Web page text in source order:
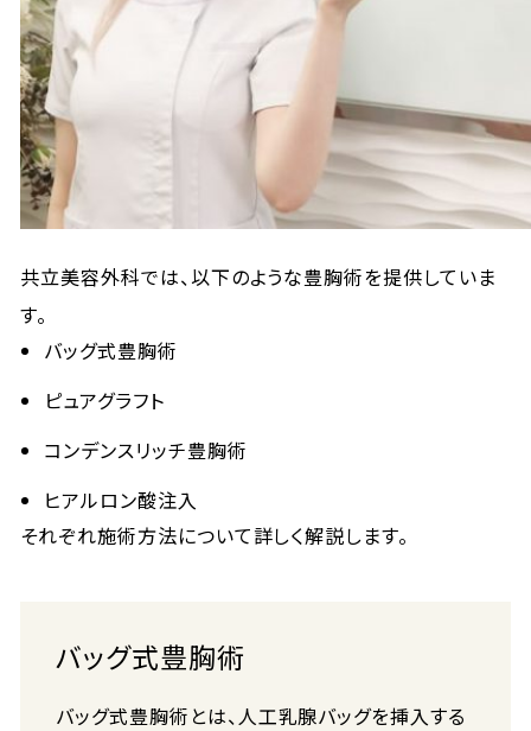
共立美容外科では、以下のような豊胸術を提供していま
す。
バッグ式豊胸術
ピュアグラフト
コンデンスリッチ豊胸術
ヒアルロン酸注入
それぞれ施術方法について詳しく解説します。
バッグ式豊胸術
バッグ式豊胸術とは、人工乳腺バッグを挿入する